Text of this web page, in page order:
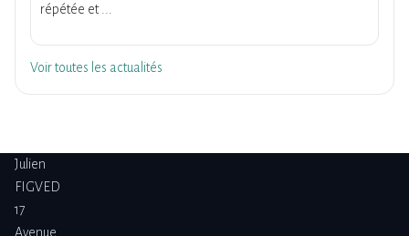
répétée et ...
Voir toutes les actualités
Julien
FIGVED
17
Avenue